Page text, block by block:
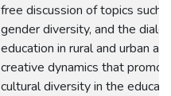
free discussion of topics such
gender diversity, and the
education in rural and urban
creative dynamics that
cultural diversity in the